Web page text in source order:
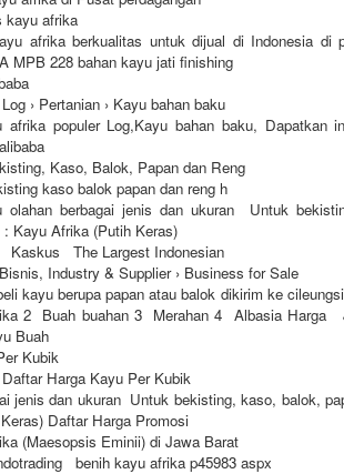
kayu afrika
afrika berkualitas untuk dijual di Indonesia
MPB 228 bahan kayu jati finishing
› Pertanian › Kayu bahan baku
afrika populer Log,Kayu bahan baku, Dapatkan
Kaso, Balok, Papan dan Reng
kaso balok papan dan reng h
berbagai jenis dan ukuran Untuk
Kayu Afrika (Putih Keras)
Kaskus The Largest Indonesian
Industry & Supplier › Business for Sale
kayu berupa papan atau balok dikirim ke
2 Buah buahan 3 Merahan 4 Albasia Harga
Buah
Kubik
Harga Kayu Per Kubik
jenis dan ukuran Untuk bekisting, kaso, balok,
Daftar Harga Promosi
(Maesopsis Eminii) di Jawa Barat
benih kayu afrika p45983 aspx